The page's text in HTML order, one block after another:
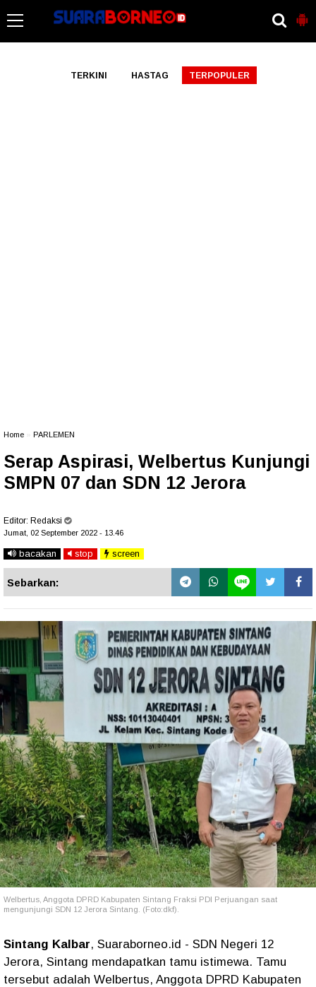
TERKINI HASTAG TERPOPULER
Home PARLEMEN
Serap Aspirasi, Welbertus Kunjungi
SMPN 07 dan SDN 12 Jerora
Editor: Redaksi
Jumat, 02 September 2022 - 13.46
bacakan stop screen
Sebarkan:
Welbertus, Anggota DPRD Kabupaten Sintang Fraksi PDI Perjuangan saat
mengunjungi SDN 12 Jerora Sintang. (Foto:dkf).
Sintang Kalbar, Suaraborneo.id - SDN Negeri 12
Jerora, Sintang mendapatkan tamu istimewa. Tamu
tersebut adalah Welbertus, Anggota DPRD Kabupaten